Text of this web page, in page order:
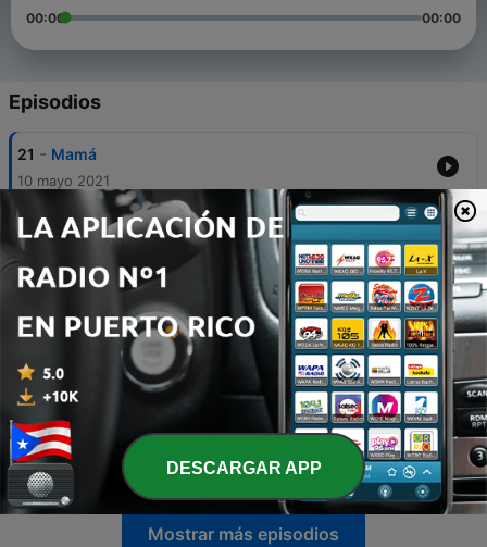
00:00 00:00
Episodios
21 - Mamá
10 mayo 2021
20 - Nadie se va del todo
25 abr. 2021
19 - Nos veremos en la cumbre...
05 abr. 2021
18 - El Principito y el Hombre de negocios
23 mar. 2021
17 - Lo útil de la inútil Filosofía...
18 mar. 2021
Mostrar más episodios
DESCARGAR APP